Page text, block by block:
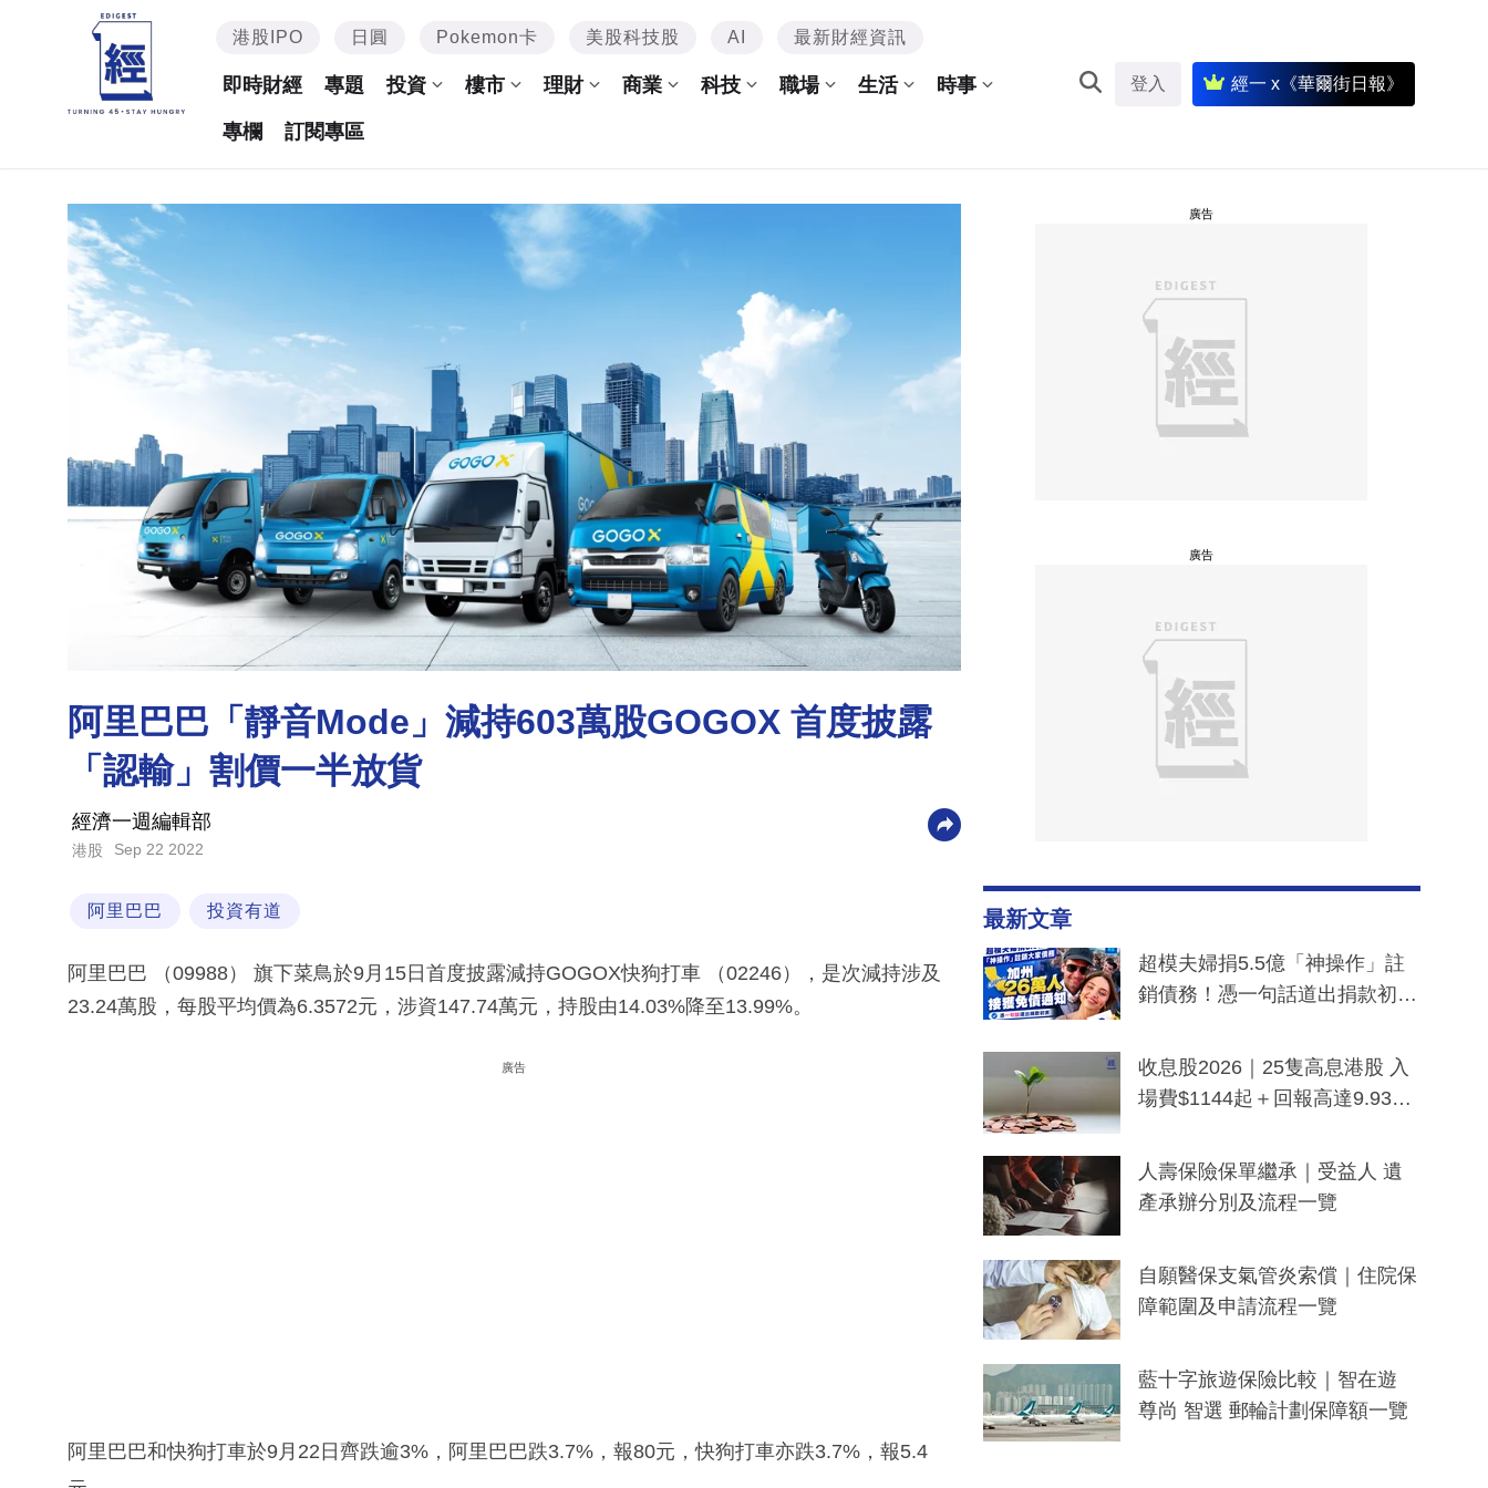
港股IPO 日圓 Pokemon卡 美股科技股 AI 最新財經資訊
即時財經 專題 投資 樓市 理財 商業 科技 職場 生活 時事
專欄 訂閱專區
登入 經一 x《華爾街日報》
阿里巴巴「靜音Mode」減持603萬股GOGOX 首度披露
「認輸」割價一半放貨
經濟一週編輯部
港股 Sep 22 2022
阿里巴巴 投資有道
阿里巴巴 （09988） 旗下菜鳥於9月15日首度披露減持GOGOX快狗打車 （02246），是次減持涉及
23.24萬股，每股平均價為6.3572元，涉資147.74萬元，持股由14.03%降至13.99%。
廣告
阿里巴巴和快狗打車於9月22日齊跌逾3%，阿里巴巴跌3.7%，報80元，快狗打車亦跌3.7%，報5.4
廣告
廣告
最新文章
超模夫婦捐5.5億「神操作」註
銷債務！憑一句話道出捐款初
一度被誤當詐騙手段
收息股2026｜25隻高息港股 入
場費$1144起＋回報高達9.93
人壽保險保單繼承｜受益人 遺
產承辦分別及流程一覽
自願醫保支氣管炎索償｜住院保
障範圍及申請流程一覽
藍十字旅遊保險比較｜智在遊
尊尚 智選 郵輪計劃保障額一覽